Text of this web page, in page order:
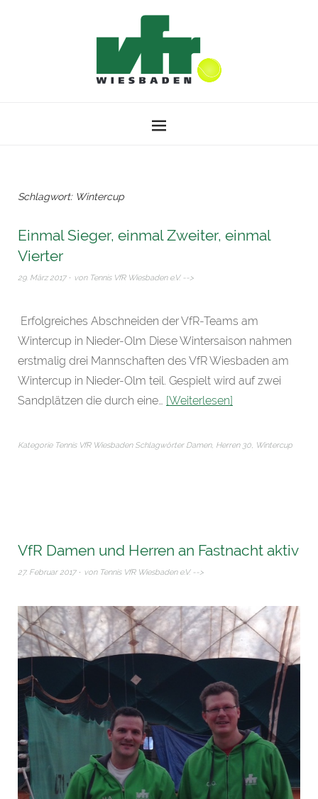
Schlagwort: Wintercup
Einmal Sieger, einmal Zweiter, einmal
Vierter
29. März 2017 von Tennis VfR Wiesbaden e.V. -->
Erfolgreiches Abschneiden der VfR-Teams am
Wintercup in Nieder-Olm Diese Wintersaison nahmen
erstmalig drei Mannschaften des VfR Wiesbaden am
Wintercup in Nieder-Olm teil. Gespielt wird auf zwei
Sandplätzen die durch eine… Weiterlesen
Kategorie Tennis VfR Wiesbaden Schlagwörter Damen, Herren 30, Wintercup
VfR Damen und Herren an Fastnacht aktiv
27. Februar 2017 von Tennis VfR Wiesbaden e.V. -->